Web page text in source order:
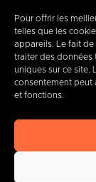
Pour offrir les
telles que les
appareils. Le fait
traiter des données
uniques sur ce site.
consentement peut
et fonctions.